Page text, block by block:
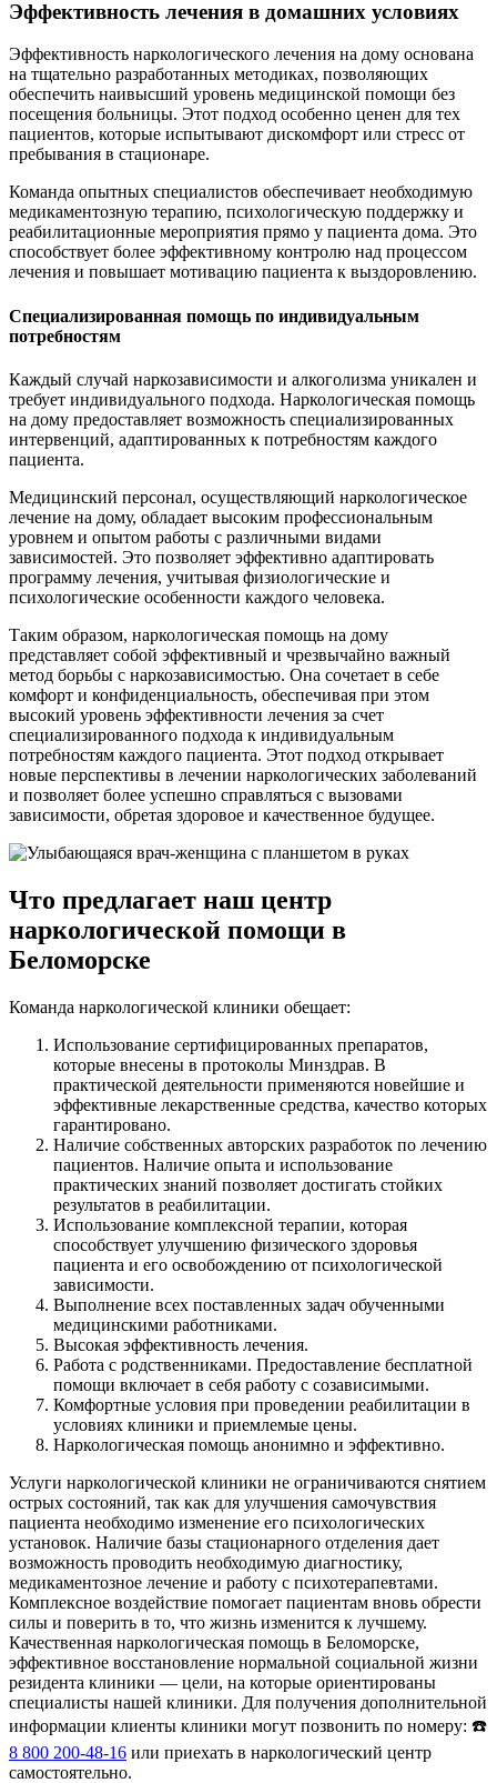
Эффективность лечения в домашних условиях
Эффективность наркологического лечения на дому основана
на тщательно разработанных методиках, позволяющих
обеспечить наивысший уровень медицинской помощи без
посещения больницы. Этот подход особенно ценен для тех
пациентов, которые испытывают дискомфорт или стресс от
пребывания в стационаре.
Команда опытных специалистов обеспечивает необходимую
медикаментозную терапию, психологическую поддержку и
реабилитационные мероприятия прямо у пациента дома. Это
способствует более эффективному контролю над процессом
лечения и повышает мотивацию пациента к выздоровлению.
Специализированная помощь по индивидуальным
потребностям
Каждый случай наркозависимости и алкоголизма уникален и
требует индивидуального подхода. Наркологическая помощь
на дому предоставляет возможность специализированных
интервенций, адаптированных к потребностям каждого
пациента.
Медицинский персонал, осуществляющий наркологическое
лечение на дому, обладает высоким профессиональным
уровнем и опытом работы с различными видами
зависимостей. Это позволяет эффективно адаптировать
программу лечения, учитывая физиологические и
психологические особенности каждого человека.
Таким образом, наркологическая помощь на дому
представляет собой эффективный и чрезвычайно важный
метод борьбы с наркозависимостью. Она сочетает в себе
комфорт и конфиденциальность, обеспечивая при этом
высокий уровень эффективности лечения за счет
специализированного подхода к индивидуальным
потребностям каждого пациента. Этот подход открывает
новые перспективы в лечении наркологических заболеваний
и позволяет более успешно справляться с вызовами
зависимости, обретая здоровое и качественное будущее.
Что предлагает наш центр
наркологической помощи в
Беломорске
Команда наркологической клиники обещает:
Использование сертифицированных препаратов,
которые внесены в протоколы Минздрав. В
практической деятельности применяются новейшие и
эффективные лекарственные средства, качество которых
гарантировано.
Наличие собственных авторских разработок по лечению
пациентов. Наличие опыта и использование
практических знаний позволяет достигать стойких
результатов в реабилитации.
Использование комплексной терапии, которая
способствует улучшению физического здоровья
пациента и его освобождению от психологической
зависимости.
Выполнение всех поставленных задач обученными
медицинскими работниками.
Высокая эффективность лечения.
Работа с родственниками. Предоставление бесплатной
помощи включает в себя работу с созависимыми.
Комфортные условия при проведении реабилитации в
условиях клиники и приемлемые цены.
Наркологическая помощь анонимно и эффективно.
Услуги наркологической клиники не ограничиваются снятием
острых состояний, так как для улучшения самочувствия
пациента необходимо изменение его психологических
установок. Наличие базы стационарного отделения дает
возможность проводить необходимую диагностику,
медикаментозное лечение и работу с психотерапевтами.
Комплексное воздействие помогает пациентам вновь обрести
силы и поверить в то, что жизнь изменится к лучшему.
Качественная наркологическая помощь в Беломорске,
эффективное восстановление нормальной социальной жизни
резидента клиники — цели, на которые ориентированы
специалисты нашей клиники. Для получения дополнительной
информации клиенты клиники могут позвонить по номеру: ☎️
8 800 200-48-16 или приехать в наркологический центр
самостоятельно.